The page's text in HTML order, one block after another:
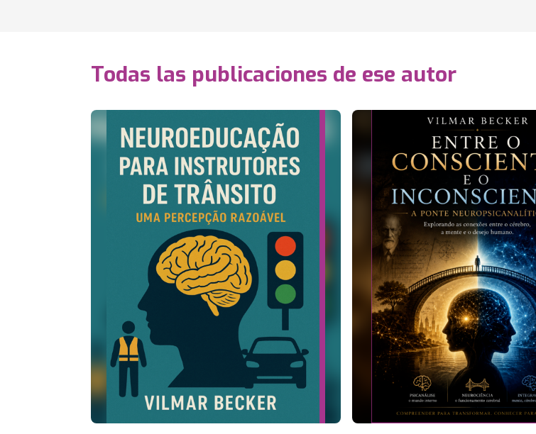
Todas las publicaciones de ese autor